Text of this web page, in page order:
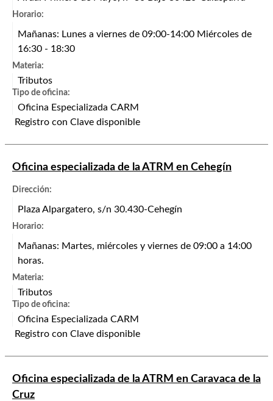
Horario:
Mañanas: Lunes a viernes de 09:00-14:00 Miércoles de
16:30 - 18:30
Materia:
Tributos
Tipo de oficina:
Oficina Especializada CARM
Registro con Clave disponible
Oficina especializada de la ATRM en Cehegín
Dirección:
Plaza Alpargatero, s/n 30.430-Cehegín
Horario:
Mañanas: Martes, miércoles y viernes de 09:00 a 14:00
horas.
Materia:
Tributos
Tipo de oficina:
Oficina Especializada CARM
Registro con Clave disponible
Oficina especializada de la ATRM en Caravaca de la
Cruz